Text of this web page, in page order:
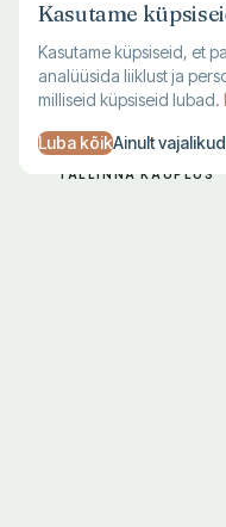
TALLINNA KAUPLUS
Kasutame
Kasutame küpsiseid, et
analüüsida liiklust ja
milliseid küpsiseid lubad.
Luba kõikAinult vajalikud